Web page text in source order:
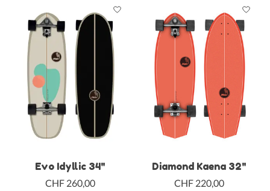
Evo Idyllic 34"
CHF 260,00
Diamond Kaena 32"
CHF 220,00